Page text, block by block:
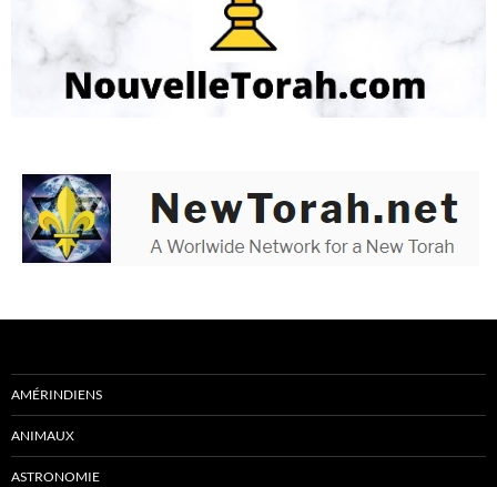
AMÉRINDIENS
ANIMAUX
ASTRONOMIE